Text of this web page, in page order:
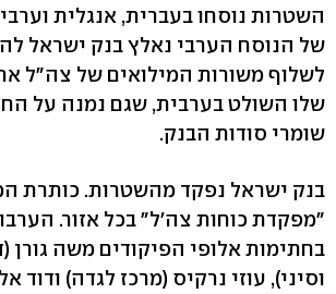
השטרות נוסחו בעברית, אנגלית
של הנוסח הערבי נאלץ בנק ישראל
לשלוף משורות המילואים של צה"ל
שלו השולט בערבית, שגם נמנה על
שומרי סודות הבנק.
בנק ישראל נפקד מהשטרות. כותרת
"מפקדת כוחות צה'ל" בכל אזור.
בחתימות אלופי הפיקודים משה גורן
וסיני), עוזי נרקיס (מרכז לגדה) ודוד